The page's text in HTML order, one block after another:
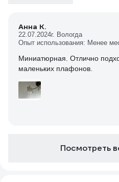
Анна К.
22.07.2024г. Вологда
Опыт использования: Менее
Миниатюрная. Отлично
маленьких плафонов.
Посмотреть